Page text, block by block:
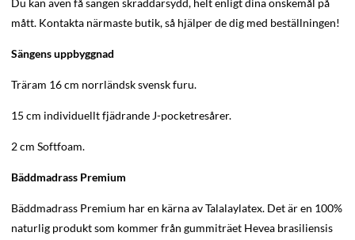
Du kan även få sängen skräddarsydd, helt enligt dina önskemål på
mått. Kontakta närmaste butik, så hjälper de dig med beställningen!
Sängens uppbyggnad
Träram 16 cm norrländsk svensk furu.
15 cm individuellt fjädrande J-pocketresårer.
2 cm Softfoam.
Bäddmadrass Premium
Bäddmadrass Premium har en kärna av Talalaylatex. Det är en 100%
naturlig produkt som kommer från gummiträet Hevea brasiliensis